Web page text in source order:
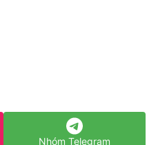
Nhóm Telegram